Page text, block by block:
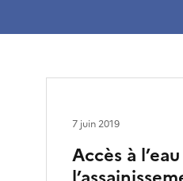
Accès à
7 juin 2019